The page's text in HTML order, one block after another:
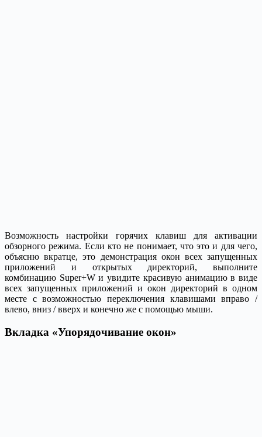
Возможность настройки горячих клавиш для активации
обзорного режима. Если кто не понимает, что это и для чего,
объясню вкратце, это демонстрация окон всех запущенных
приложений и открытых директорий, выполните
комбинацию Super+W и увидите красивую анимацию в виде
всех запущенных приложений и окон директорий в одном
месте с возможностью переключения клавишами вправо /
влево, вниз / вверх и конечно же с помощью мыши.
Вкладка «Упорядочивание окон»